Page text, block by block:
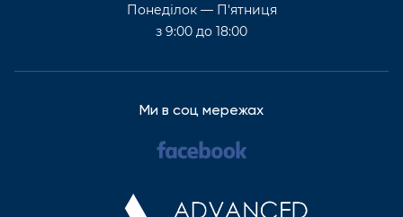
Понеділок — П'ятниця
з 9:00 до 18:00
Ми в соц мережах